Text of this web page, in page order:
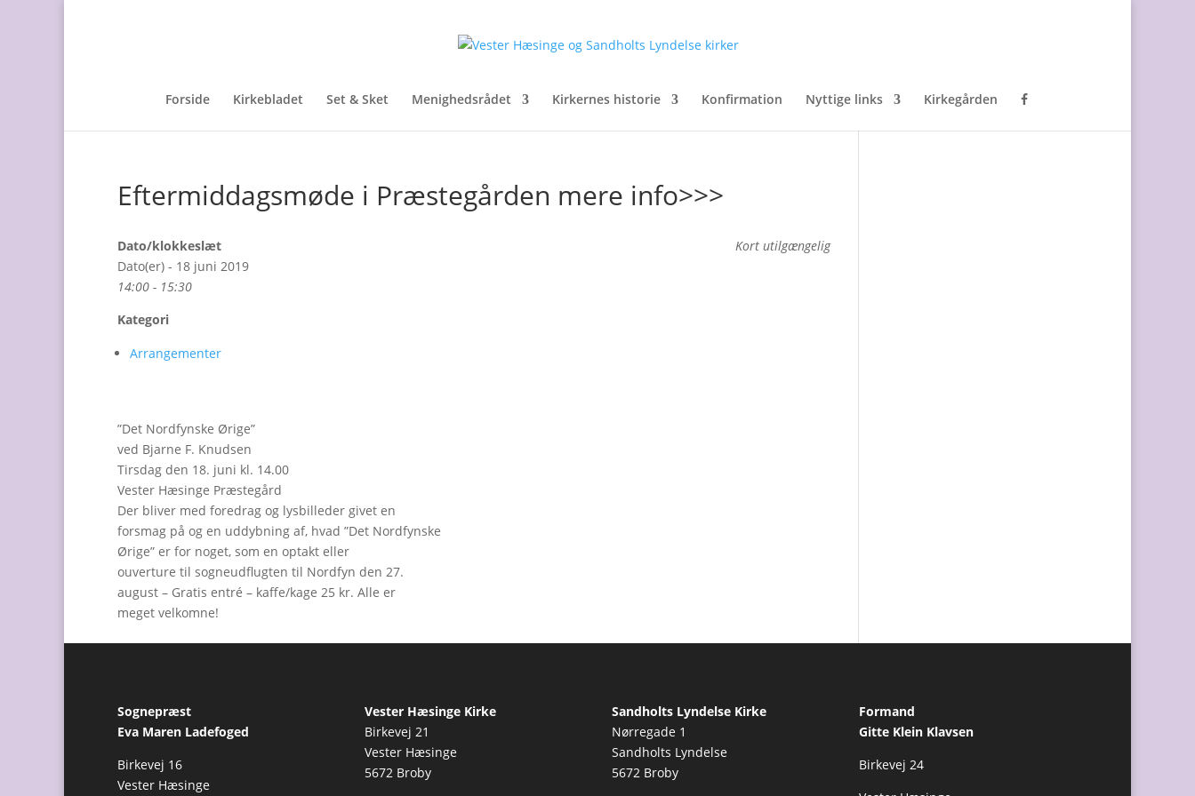
Forside Kirkebladet Set & Sket Menighedsrådet Kirkernes historie Konfirmation Nyttige links Kirkegården
Eftermiddagsmøde i Præstegården mere info>>>
Kort utilgængelig
Dato/klokkeslæt
Dato(er) - 18 juni 2019
14:00 - 15:30
Kategori
Arrangementer
”Det Nordfynske Ørige”
ved Bjarne F. Knudsen
Tirsdag den 18. juni kl. 14.00
Vester Hæsinge Præstegård
Der bliver med foredrag og lysbilleder givet en
forsmag på og en uddybning af, hvad ”Det Nordfynske
Ørige” er for noget, som en optakt eller
ouverture til sogneudflugten til Nordfyn den 27.
august – Gratis entré – kaffe/kage 25 kr. Alle er
meget velkomne!
Sognepræst
Eva Maren Ladefoged
Birkevej 16
Vester Hæsinge
Vester Hæsinge Kirke
Birkevej 21
Vester Hæsinge
5672 Broby
Sandholts Lyndelse Kirke
Nørregade 1
Sandholts Lyndelse
5672 Broby
Formand
Gitte Klein Klavsen
Birkevej 24